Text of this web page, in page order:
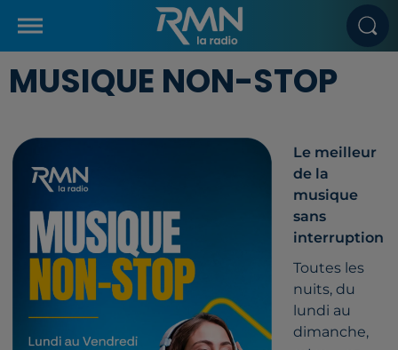
MUSIQUE NON-STOP
Le meilleur
de la
musique
sans
interruption
Toutes les
nuits, du
lundi au
dimanche,